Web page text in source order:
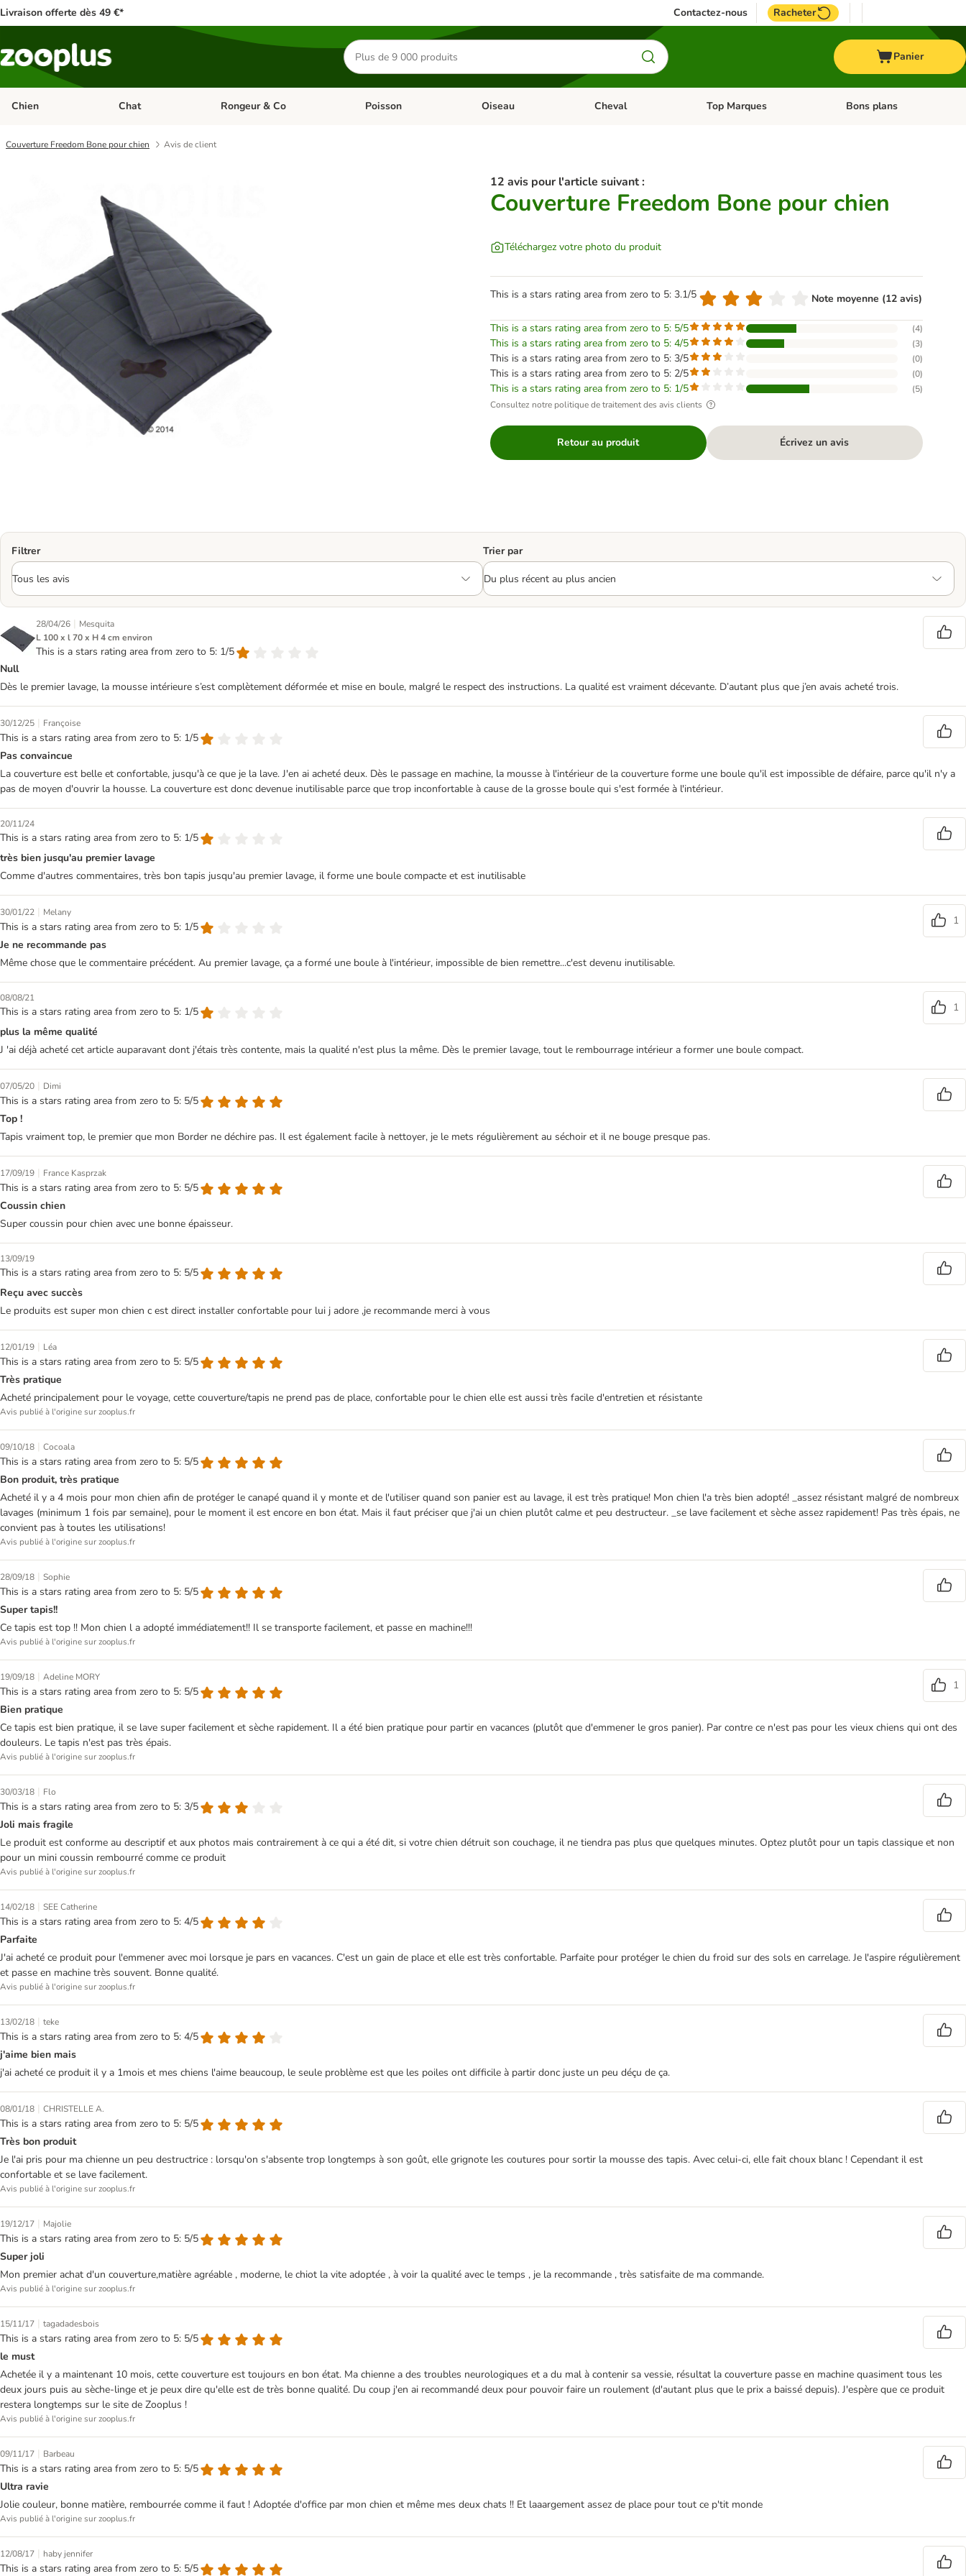
Livraison offerte dès 49 €* Contactez-nous Racheter
Rechercher
des
produits
Panier
Chien Dérouler les catégories: Chien
Chat Dérouler les catégories: Chat
Rongeur & Co Dérouler les catégories: Rongeur & Co
Poisson Dérouler les catégories: Poisson
Oiseau Dérouler les catégories: Oiseau
Cheval Dérouler les catégories: Cheval
Top Marques Dérouler les catégories: Top
Bons plans
Couverture Freedom Bone pour chien Avis de client
12 avis pour l'article suivant :
Couverture Freedom Bone pour chien
Téléchargez votre photo du produit
This is a stars rating area from zero to 5: 3.1/5 Note moyenne (12 avis)
This is a stars rating area from zero to 5: 5/5 (4)
This is a stars rating area from zero to 5: 4/5 (3)
This is a stars rating area from zero to 5: 3/5 (0)
This is a stars rating area from zero to 5: 2/5 (0)
This is a stars rating area from zero to 5: 1/5 (5)
Consultez notre politique de traitement des avis clients
Retour au produit Écrivez un avis
Filtrer Trier par
28/04/26 | Mesquita
L 100 x l 70 x H 4 cm environ
This is a stars rating area from zero to 5: 1/5
Null
Dès le premier lavage, la mousse intérieure s’est complètement déformée et mise en boule, malgré le respect des instructions. La qualité est vraiment décevante. D’autant plus que j’en avais acheté trois.
30/12/25 | Françoise
This is a stars rating area from zero to 5: 1/5
Pas convaincue
La couverture est belle et confortable, jusqu'à ce que je la lave. J'en ai acheté deux. Dès le passage en machine, la mousse à l'intérieur de la couverture forme une boule qu'il est impossible de défaire, parce qu'il n'y a
pas de moyen d'ouvrir la housse. La couverture est donc devenue inutilisable parce que trop inconfortable à cause de la grosse boule qui s'est formée à l'intérieur.
20/11/24
This is a stars rating area from zero to 5: 1/5
très bien jusqu'au premier lavage
Comme d'autres commentaires, très bon tapis jusqu'au premier lavage, il forme une boule compacte et est inutilisable
30/01/22 | Melany
This is a stars rating area from zero to 5: 1/5
1
Je ne recommande pas
Même chose que le commentaire précédent. Au premier lavage, ça a formé une boule à l'intérieur, impossible de bien remettre...c'est devenu inutilisable.
08/08/21
This is a stars rating area from zero to 5: 1/5
1
plus la même qualité
J 'ai déjà acheté cet article auparavant dont j'étais très contente, mais la qualité n'est plus la même. Dès le premier lavage, tout le rembourrage intérieur a former une boule compact.
07/05/20 | Dimi
This is a stars rating area from zero to 5: 5/5
Top !
Tapis vraiment top, le premier que mon Border ne déchire pas. Il est également facile à nettoyer, je le mets régulièrement au séchoir et il ne bouge presque pas.
17/09/19 | France Kasprzak
This is a stars rating area from zero to 5: 5/5
Coussin chien
Super coussin pour chien avec une bonne épaisseur.
13/09/19
This is a stars rating area from zero to 5: 5/5
Reçu avec succès
Le produits est super mon chien c est direct installer confortable pour lui j adore ,je recommande merci à vous
12/01/19 | Léa
This is a stars rating area from zero to 5: 5/5
Très pratique
Acheté principalement pour le voyage, cette couverture/tapis ne prend pas de place, confortable pour le chien elle est aussi très facile d'entretien et résistante
Avis publié à l'origine sur zooplus.fr
09/10/18 | Cocoala
This is a stars rating area from zero to 5: 5/5
Bon produit, très pratique
Acheté il y a 4 mois pour mon chien afin de protéger le canapé quand il y monte et de l'utiliser quand son panier est au lavage, il est très pratique! Mon chien l'a très bien adopté! _assez résistant malgré de nombreux
lavages (minimum 1 fois par semaine), pour le moment il est encore en bon état. Mais il faut préciser que j'ai un chien plutôt calme et peu destructeur. _se lave facilement et sèche assez rapidement! Pas très épais, ne
convient pas à toutes les utilisations!
Avis publié à l'origine sur zooplus.fr
28/09/18 | Sophie
This is a stars rating area from zero to 5: 5/5
Super tapis!!
Ce tapis est top !! Mon chien l a adopté immédiatement!! Il se transporte facilement, et passe en machine!!!
Avis publié à l'origine sur zooplus.fr
19/09/18 | Adeline MORY
This is a stars rating area from zero to 5: 5/5
1
Bien pratique
Ce tapis est bien pratique, il se lave super facilement et sèche rapidement. Il a été bien pratique pour partir en vacances (plutôt que d'emmener le gros panier). Par contre ce n'est pas pour les vieux chiens qui ont des
douleurs. Le tapis n'est pas très épais.
Avis publié à l'origine sur zooplus.fr
30/03/18 | Flo
This is a stars rating area from zero to 5: 3/5
Joli mais fragile
Le produit est conforme au descriptif et aux photos mais contrairement à ce qui a été dit, si votre chien détruit son couchage, il ne tiendra pas plus que quelques minutes. Optez plutôt pour un tapis classique et non
pour un mini coussin rembourré comme ce produit
Avis publié à l'origine sur zooplus.fr
14/02/18 | SEE Catherine
This is a stars rating area from zero to 5: 4/5
Parfaite
J'ai acheté ce produit pour l'emmener avec moi lorsque je pars en vacances. C'est un gain de place et elle est très confortable. Parfaite pour protéger le chien du froid sur des sols en carrelage. Je l'aspire régulièrement
et passe en machine très souvent. Bonne qualité.
Avis publié à l'origine sur zooplus.fr
13/02/18 | teke
This is a stars rating area from zero to 5: 4/5
j'aime bien mais
j'ai acheté ce produit il y a 1mois et mes chiens l'aime beaucoup, le seule problème est que les poiles ont difficile à partir donc juste un peu déçu de ça.
08/01/18 | CHRISTELLE A.
This is a stars rating area from zero to 5: 5/5
Très bon produit
Je l'ai pris pour ma chienne un peu destructrice : lorsqu'on s'absente trop longtemps à son goût, elle grignote les coutures pour sortir la mousse des tapis. Avec celui-ci, elle fait choux blanc ! Cependant il est
confortable et se lave facilement.
Avis publié à l'origine sur zooplus.fr
19/12/17 | Majolie
This is a stars rating area from zero to 5: 5/5
Super joli
Mon premier achat d'un couverture,matière agréable , moderne, le chiot la vite adoptée , à voir la qualité avec le temps , je la recommande , très satisfaite de ma commande.
Avis publié à l'origine sur zooplus.fr
15/11/17 | tagadadesbois
This is a stars rating area from zero to 5: 5/5
le must
Achetée il y a maintenant 10 mois, cette couverture est toujours en bon état. Ma chienne a des troubles neurologiques et a du mal à contenir sa vessie, résultat la couverture passe en machine quasiment tous les
deux jours puis au sèche-linge et je peux dire qu'elle est de très bonne qualité. Du coup j'en ai recommandé deux pour pouvoir faire un roulement (d'autant plus que le prix a baissé depuis). J'espère que ce produit
restera longtemps sur le site de Zooplus !
Avis publié à l'origine sur zooplus.fr
09/11/17 | Barbeau
This is a stars rating area from zero to 5: 5/5
Ultra ravie
Jolie couleur, bonne matière, rembourrée comme il faut ! Adoptée d'office par mon chien et même mes deux chats !! Et laaargement assez de place pour tout ce p'tit monde
Avis publié à l'origine sur zooplus.fr
12/08/17 | haby jennifer
This is a stars rating area from zero to 5: 5/5